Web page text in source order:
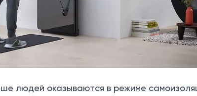
людей оказываются в режиме